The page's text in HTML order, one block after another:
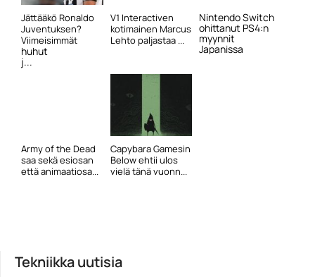
Jättääkö Ronaldo
Juventuksen?
Viimeisimmät
huhut
j...
V1 Interactiven
kotimainen Marcus
Lehto paljastaa ...
Nintendo Switch
ohittanut PS4:n
myynnit
Japanissa
Army of the Dead
saa sekä esiosan
että animaatiosa...
Capybara Gamesin
Below ehtii ulos
vielä tänä vuonn...
Tekniikka uutisia